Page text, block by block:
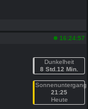
16:24:57
Dunkelheit
8 Std.12 Min.
Sonnenuntergang
21:25
Heute